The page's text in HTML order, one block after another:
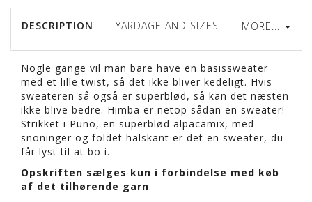
MORE...
DESCRIPTION YARDAGE AND SIZES
Nogle gange vil man bare have en basissweater
med et lille twist, så det ikke bliver kedeligt. Hvis
sweateren så også er superblød, så kan det næsten
ikke blive bedre. Himba er netop sådan en sweater!
Strikket i Puno, en superblød alpacamix, med
snoninger og foldet halskant er det en sweater, du
får lyst til at bo i.
Opskriften sælges kun i forbindelse med køb
af det tilhørende garn.